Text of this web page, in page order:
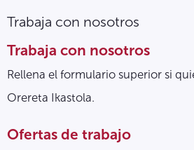
Trabaja con nosotros
Trabaja con nosotros
Rellena el formulario superior si
Orereta Ikastola.
Ofertas de trabajo